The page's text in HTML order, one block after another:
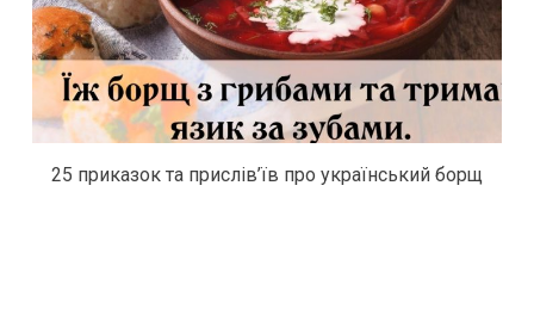
25 приказок та прислів’їв про український борщ